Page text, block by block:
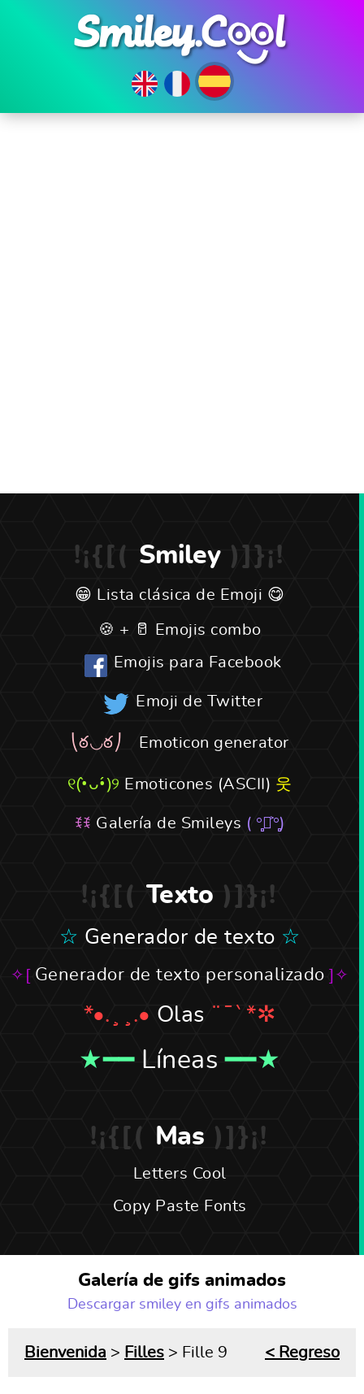
Smiley
Lista clásica de Emoji
Emojis combo
Emojis para Facebook
Emoji de Twitter
Emoticon generator
Emoticones (ASCII)
Galería de Smileys
Texto
Generador de texto
Generador de texto personalizado
Olas
Líneas
Mas
Letters Cool
Copy Paste Fonts
Galería de gifs animados
Descargar smiley en gifs animados
Bienvenida > Filles > Fille 9 < Regreso